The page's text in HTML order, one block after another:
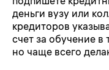
деньги вузу или
кредиторов
счет за обучение
но чаще всего